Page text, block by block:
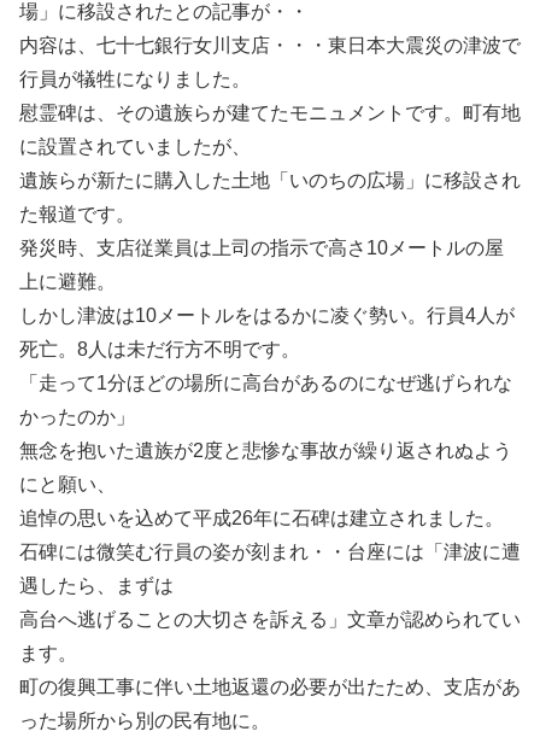
場」に移設されたとの記事が・・
内容は、七十七銀行女川支店・・・東日本大震災の津波で
行員が犠牲になりました。
慰霊碑は、その遺族らが建てたモニュメントです。町有地
に設置されていましたが、
遺族らが新たに購入した土地「いのちの広場」に移設され
た報道です。
発災時、支店従業員は上司の指示で高さ10メートルの屋
上に避難。
しかし津波は10メートルをはるかに凌ぐ勢い。行員4人が
死亡。8人は未だ行方不明です。
「走って1分ほどの場所に高台があるのになぜ逃げられな
かったのか」
無念を抱いた遺族が2度と悲惨な事故が繰り返されぬよう
にと願い、
追悼の思いを込めて平成26年に石碑は建立されました。
石碑には微笑む行員の姿が刻まれ・・台座には「津波に遭
遇したら、まずは
高台へ逃げることの大切さを訴える」文章が認められてい
ます。
町の復興工事に伴い土地返還の必要が出たため、支店があ
った場所から別の民有地に。